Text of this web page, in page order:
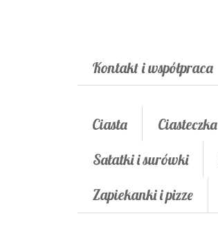
Kontakt i współpraca
Ciasta Ciasteczka
Sałatki i surówki
Zapiekanki i pizze